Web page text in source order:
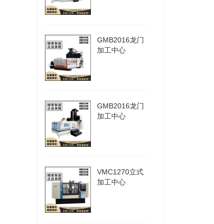
GMB2016龙门
加工中心
GMB2016龙门
加工中心
VMC1270立式
加工中心